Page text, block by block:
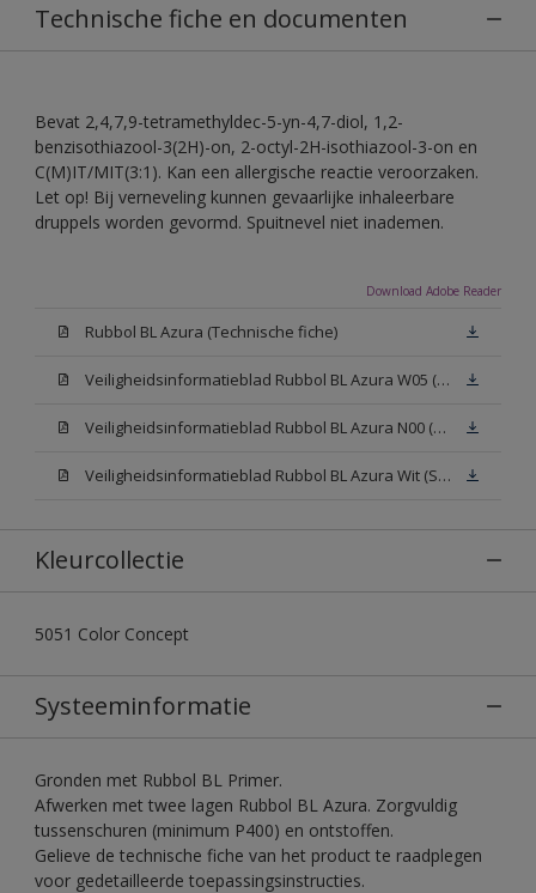
Technische fiche en documenten
Bevat 2,4,7,9-tetramethyldec-5-yn-4,7-diol, 1,2-
benzisothiazool-3(2H)-on, 2-octyl-2H-isothiazool-3-on en
C(M)IT/MIT(3:1). Kan een allergische reactie veroorzaken.
Let op! Bij verneveling kunnen gevaarlijke inhaleerbare
druppels worden gevormd. Spuitnevel niet inademen.
Download Adobe Reader
Rubbol BL Azura (Technische fiche)
Veiligheidsinformatieblad Rubbol BL Azura W05 (SDS)
Veiligheidsinformatieblad Rubbol BL Azura N00 (SDS)
Veiligheidsinformatieblad Rubbol BL Azura Wit (SDS)
Kleurcollectie
5051 Color Concept
Systeeminformatie
Gronden met Rubbol BL Primer.
Afwerken met twee lagen Rubbol BL Azura. Zorgvuldig
tussenschuren (minimum P400) en ontstoffen.
Gelieve de technische fiche van het product te raadplegen
voor gedetailleerde toepassingsinstructies.